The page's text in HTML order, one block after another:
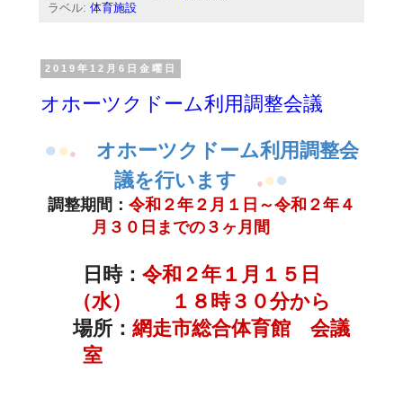
ラベル:体育施設
2019年12月6日金曜日
オホーツクドーム利用調整会議
● ● ●
オホーツクドーム利用調整会
議を行います
● ●●
調整期間： 令和２年２月１日～令和２年４
月３０日までの３ヶ月間
日時： 令和２年１月１５日
（水） １８時３０分から
場所： 網走市総合体育館 会議
室